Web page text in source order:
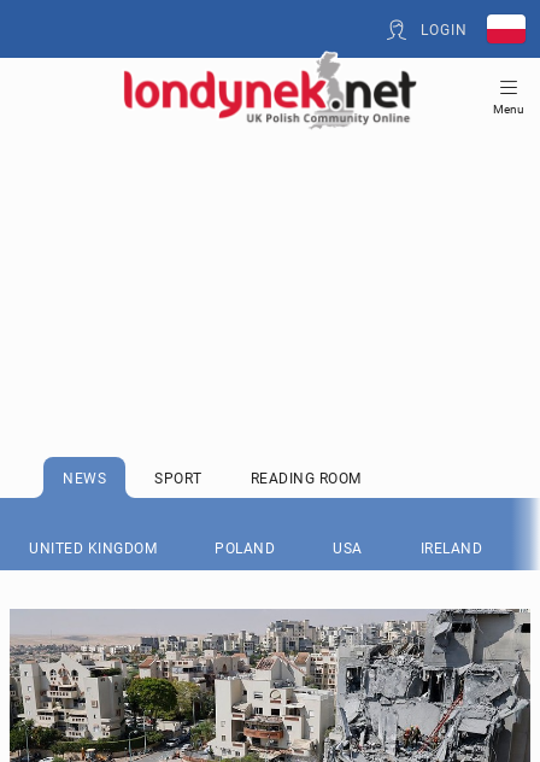
LOGIN
Menu
NEWS SPORT READING ROOM
UNITED KINGDOM POLAND USA IRELAND